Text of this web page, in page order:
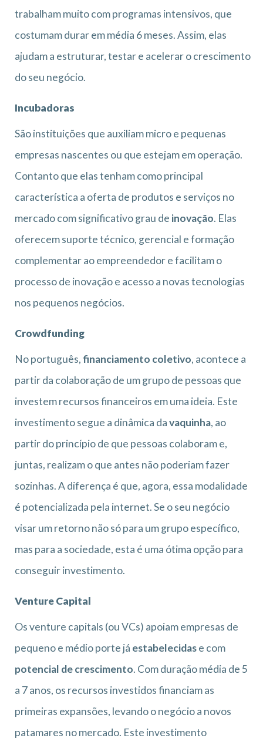
trabalham muito com programas intensivos, que
costumam durar em média 6 meses. Assim, elas
ajudam a estruturar, testar e acelerar o crescimento
do seu negócio.
Incubadoras
São instituições que auxiliam micro e pequenas
empresas nascentes ou que estejam em operação.
Contanto que elas tenham como principal
característica a oferta de produtos e serviços no
mercado com significativo grau de inovação. Elas
oferecem suporte técnico, gerencial e formação
complementar ao empreendedor e facilitam o
processo de inovação e acesso a novas tecnologias
nos pequenos negócios.
Crowdfunding
No português,financiamento coletivo, acontece a
partir da colaboração de um grupo de pessoas que
investem recursos financeiros em uma ideia. Este
investimento segue a dinâmica davaquinha, ao
partir do princípio de que pessoas colaboram e,
juntas, realizam o que antes não poderiam fazer
sozinhas. A diferença é que, agora, essa modalidade
é potencializada pela internet. Se o seu negócio
visar um retorno não só para um grupo específico,
mas para a sociedade, esta é uma ótima opção para
conseguir investimento.
Venture Capital
Os venture capitals (ou VCs) apoiam empresas de
pequeno e médio porte já estabelecidase com
potencial de crescimento. Com duração média de 5
a 7 anos, os recursos investidos financiam as
primeiras expansões, levando o negócio a novos
patamares no mercado. Este investimento